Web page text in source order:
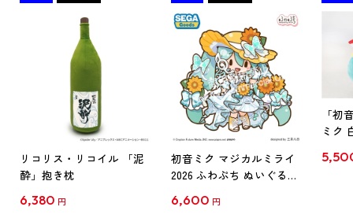
リコリス・リコイル 「泥
酔」抱き枕
6,380 円
初音ミク マジカルミライ
2026 ふわぷち ぬいぐるみ
6,600 円
「初
ミク